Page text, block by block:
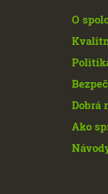
O
Dobrá
Ako